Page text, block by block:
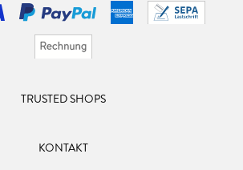
TRUSTED SHOPS
KONTAKT